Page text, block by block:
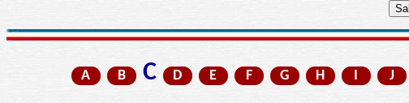
A B C D E F G H I J